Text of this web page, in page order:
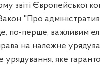
звіті Європейської
"Про
по-перше, важливим
на належне
урядування, яке